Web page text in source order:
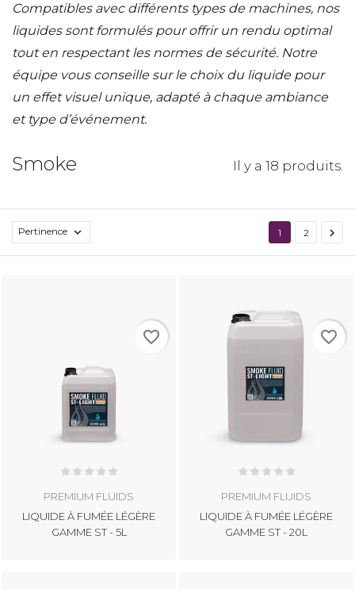
Compatibles avec différents types de machines, nos
liquides sont formulés pour offrir un rendu optimal
tout en respectant les normes de sécurité. Notre
équipe vous conseille sur le choix du liquide pour
un effet visuel unique, adapté à chaque ambiance
et type d’événement.
Smoke Il y a 18 produits.
Pertinence  1 2 
PREMIUM FLUIDS
LIQUIDE À FUMÉE LÉGÈRE
GAMME ST - 5L
favorite_border
PREMIUM FLUIDS
LIQUIDE À FUMÉE LÉGÈRE
GAMME ST - 20L
favorite_border